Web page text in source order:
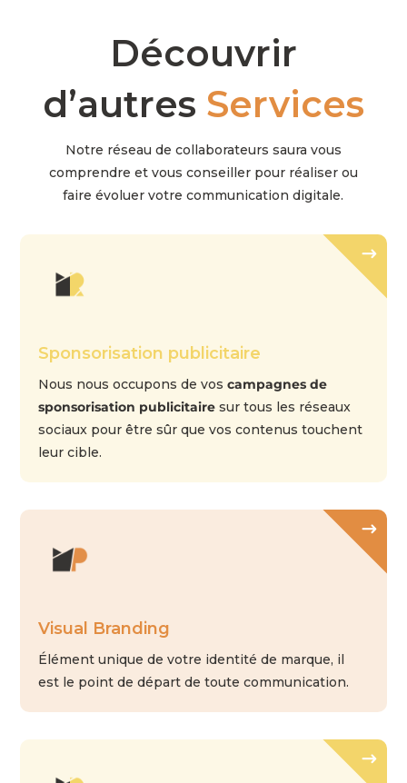
Découvrir
d’autres Services
Notre réseau de collaborateurs saura vous
comprendre et vous conseiller pour réaliser ou
faire évoluer votre communication digitale.
Sponsorisation publicitaire
Nous nous occupons de voscampagnes de
sponsorisation publicitaire sur tous les réseaux
sociaux pour être sûr que vos contenus touchent
leur cible.
Visual Branding
Élément unique de votre identité de marque, il
est le point de départ de toute communication.